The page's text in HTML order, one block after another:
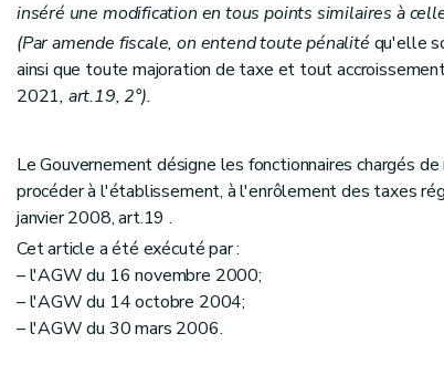
13
14
2 Taxation d'office
15
17
IV Délai d'imposition et exigibilité des taxes
bis
inséré une modification en tous points similaires à
(Par amende fiscale, on entend toute pénalité qu'elle
ainsi que toute majoration de taxe et tout
2021, art.19, 2°).
Le Gouvernement désigne les fonctionnaires chargés
procéder à l'établissement, à l'enrôlement des taxes
janvier 2008, art.19 .
Cet article a été exécuté par :
– l'AGW du 16 novembre 2000;
– l'AGW du 14 octobre 2004;
– l'AGW du 30 mars 2006.